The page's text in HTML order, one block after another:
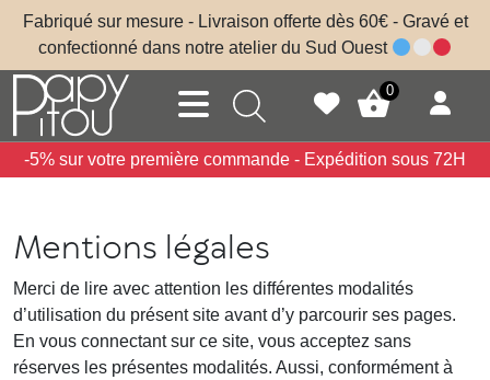
Skip to main content
Fabriqué sur mesure - Livraison offerte dès 60€ - Gravé et
confectionné dans notre atelier du Sud Ouest
0
-5% sur votre première commande - Expédition sous 72H
Mentions légales
Merci de lire avec attention les différentes modalités
d’utilisation du présent site avant d’y parcourir ses pages.
En vous connectant sur ce site, vous acceptez sans
réserves les présentes modalités. Aussi, conformément à